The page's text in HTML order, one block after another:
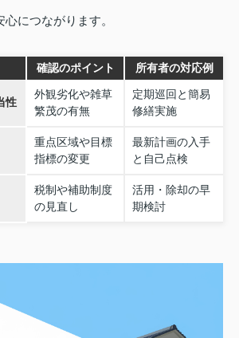
につながります。
確認のポイント 所有者の対応例
性
外観劣化や雑草
繁茂の有無
定期巡回と簡易
修繕実施
重点区域や目標
指標の変更
最新計画の入手
と自己点検
税制や補助制度
の見直し
活用・除却の早
期検討